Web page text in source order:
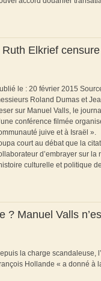
Elkrief
le : 20 février 2015
Roland Dumas et
sur Manuel Valls, le
conférence filmée
juive et à Israël ».
court au débat que la
d’embrayer sur
culturelle et politique
? Manuel Valls
la charge scandaleuse,
Hollande « a donné à